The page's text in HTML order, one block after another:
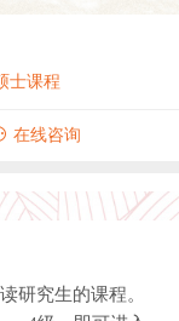
士课程
在线咨询
研究生的课程。